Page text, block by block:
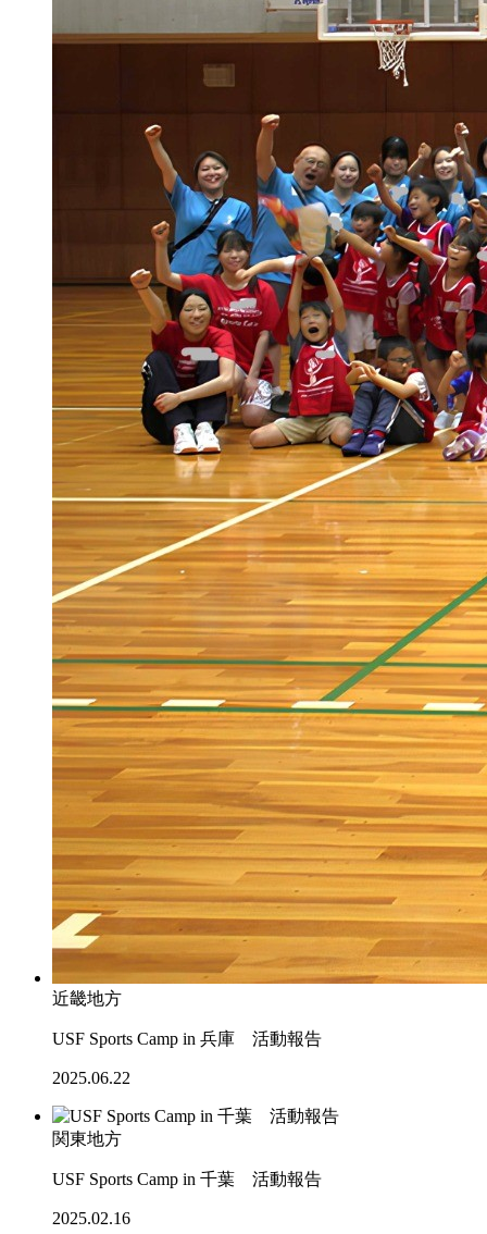
近畿地方
USF Sports Camp in 兵庫 活動報告
2025.06.22
関東地方
USF Sports Camp in 千葉 活動報告
2025.02.16